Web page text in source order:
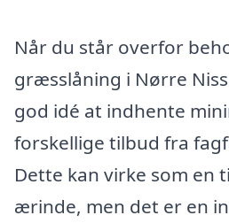
Når du står overfor
græsslåning i Nørre
god idé at indhente
forskellige tilbud fra
Dette kan virke som en
ærinde, men det er en